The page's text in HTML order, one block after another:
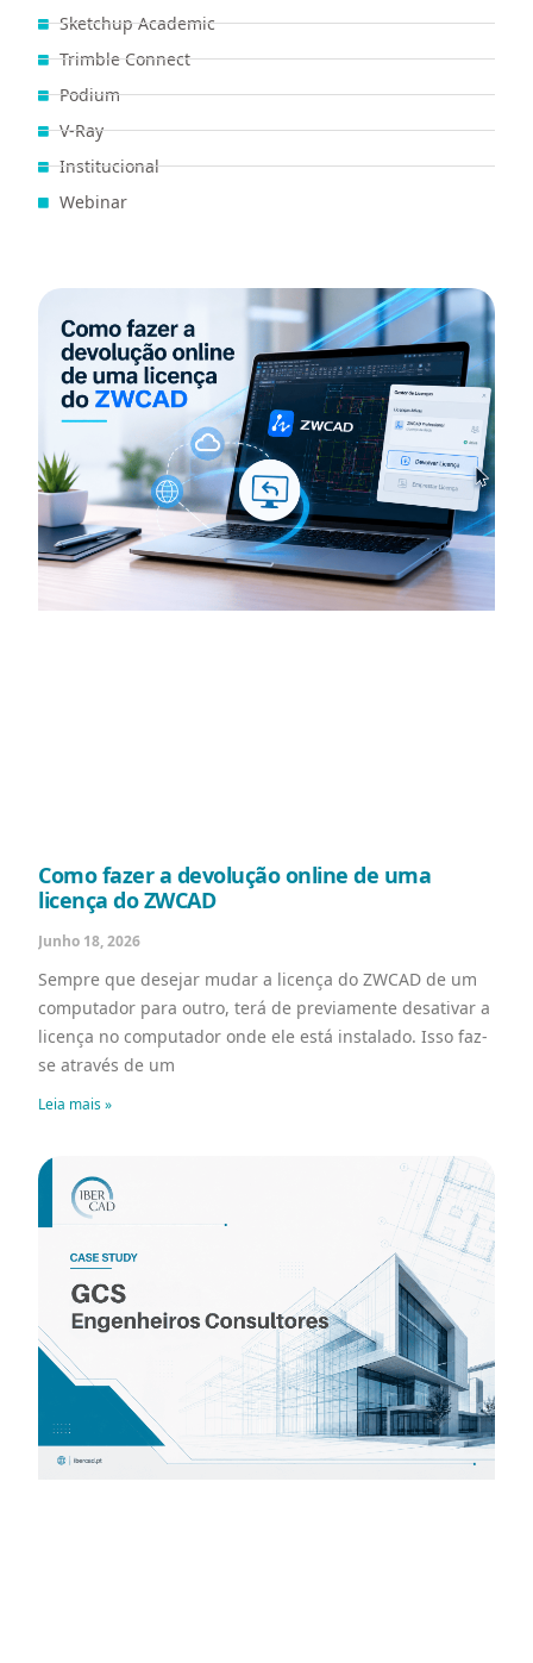
Sketchup Academic
Trimble Connect
Podium
V-Ray
Institucional
Webinar
Como fazer a devolução online de uma
licença do ZWCAD
Junho 18, 2026
Sempre que desejar mudar a licença do ZWCAD de um
computador para outro, terá de previamente desativar a
licença no computador onde ele está instalado. Isso faz-
se através de um
Leia mais »